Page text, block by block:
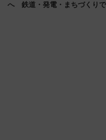
へ 鉄道・発電・まちづくり